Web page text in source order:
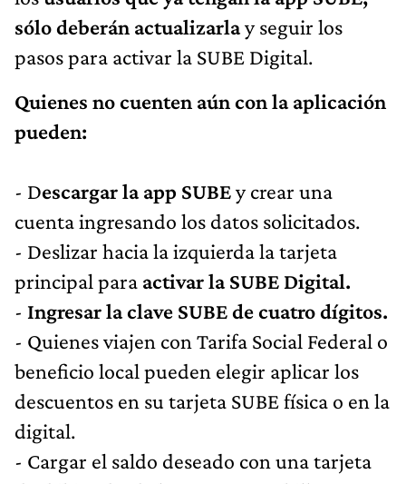
sólo deberán actualizarlay seguir los
pasos para activar la SUBE Digital.
Quienes no cuenten aún con la aplicación
pueden:
- Descargar la app SUBEy crear una
cuenta ingresando los datos solicitados.
- Deslizar hacia la izquierda la tarjeta
principal para activar la SUBE Digital.
- Ingresar la clave SUBE de cuatro dígitos.
- Quienes viajen con Tarifa Social Federal o
beneficio local pueden elegir aplicar los
descuentos en su tarjeta SUBE física o en la
digital.
- Cargar el saldo deseado con una tarjeta